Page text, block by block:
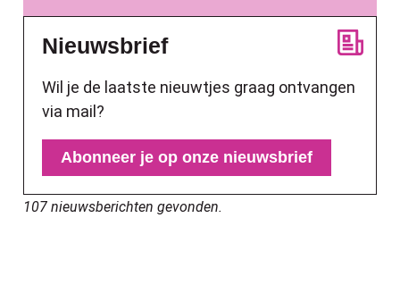
Nieuwsbrief
Wil je de laatste nieuwtjes graag ontvangen
via mail?
Abonneer je op onze nieuwsbrief
107 nieuwsberichten gevonden.